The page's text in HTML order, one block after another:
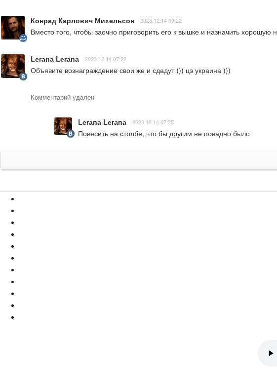
Конрад Карлович Михельсон 2023.12.14 09:22
Вместо того, чтобы заочно приговорить его к вышке и назначить
Lеrаnа Lеrаnа 2023.12.14 07:22
Объявите вознаграждение свои же и сдадут ))) цэ украина )))
Комментарий удален
Lеrаnа Lеrаnа 2023.12.14 07:35
Повесить на столбе, что бы другим не повадно было